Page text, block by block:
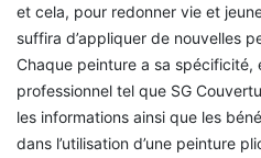
et cela, pour redonner vie et
suffira d’appliquer de nouvelles
Chaque peinture a sa spécificité,
professionnel tel que SG
les informations ainsi que les
dans l’utilisation d’une peinture